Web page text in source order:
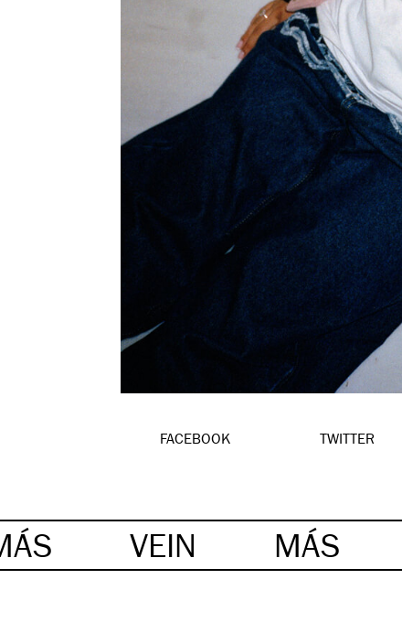
FACEBOOK TWITTER
VEIN MÁS